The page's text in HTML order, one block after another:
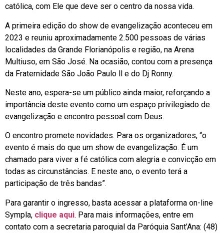
católica, com Ele que deve ser o centro da nossa vida.
A primeira edição do show de evangelização aconteceu em
2023 e reuniu aproximadamente 2.500 pessoas de várias
localidades da Grande Florianópolis e região, na Arena
Multiuso, em São José. Na ocasião, contou com a presença
da Fraternidade São João Paulo ll e do Dj Ronny.
Neste ano, espera-se um público ainda maior, reforçando a
importância deste evento como um espaço privilegiado de
evangelização e encontro pessoal com Deus.
O encontro promete novidades. Para os organizadores, “o
evento é mais do que um show de evangelização. É um
chamado para viver a fé católica com alegria e convicção em
todas as circunstâncias. E neste ano, o evento terá a
participação de três bandas”.
Para garantir o ingresso, basta acessar a plataforma on-line
Sympla, clique aqui. Para mais informações, entre em
contato com a secretaria paroquial da Paróquia Sant’Ana: (48)